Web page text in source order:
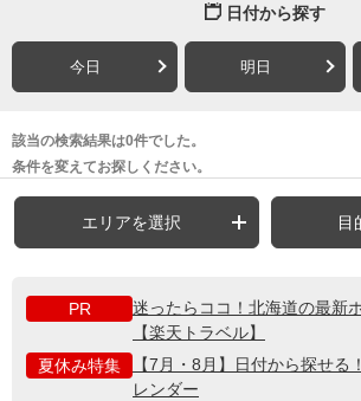
日付から探す
今日 明日
該当の検索結果は0件でした。
条件を変えてお探しください。
エリアを選択 目
PR
迷ったらココ！北海道の最新
【楽天トラベル】
夏休み特集
【7月・8月】日付から探せる
レンダー